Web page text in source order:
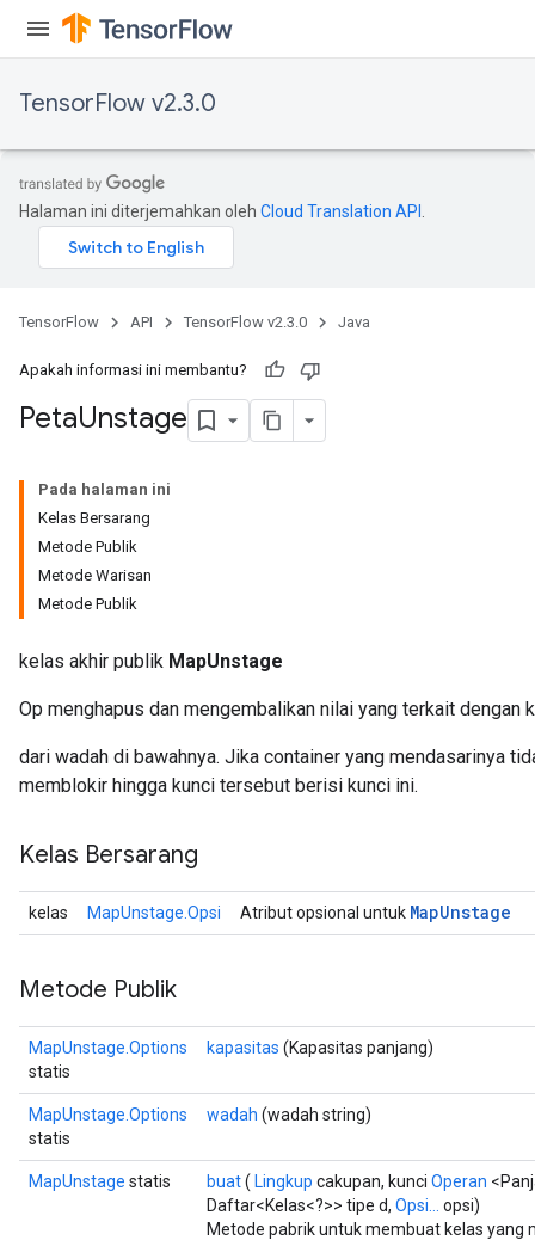
TensorFlow v2.3.0
Halaman ini diterjemahkan oleh Cloud Translation API
TensorFlow API TensorFlow v2.3.0 Java
Apakah informasi ini membantu?
PetaUnstage
Pada halaman ini
Kelas Bersarang
Metode Publik
Metode Warisan
Metode Publik
kelas akhir publik MapUnstage
Op menghapus dan mengembalikan nilai yang terkait dengan
dari wadah di bawahnya. Jika container yang mendasarinya
memblokir hingga kunci tersebut berisi kunci ini.
Kelas Bersarang
kelas MapUnstage.Opsi Atribut opsional untuk MapUnstage
Metode Publik
MapUnstage.Options
statis
kapasitas (Kapasitas panjang)
MapUnstage.Options
statis
wadah (wadah string)
MapUnstage statis buat( Lingkup cakupan, kunci Operan
Daftar<Kelas<?>> tipe d, Opsi...
opsi)
Metode pabrik untuk membuat kelas yang